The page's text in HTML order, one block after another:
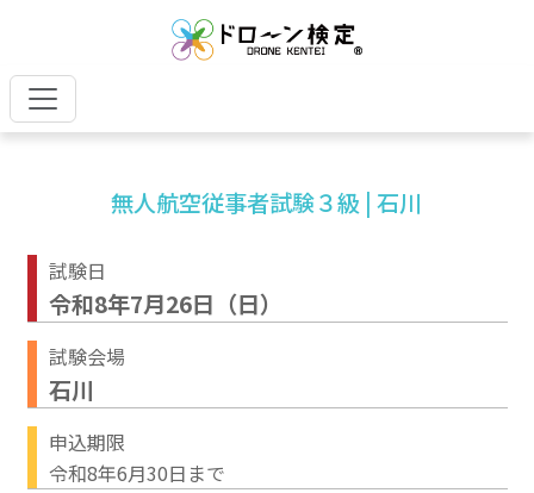
無人航空従事者試験３級 | 石川
試験日
令和8年7月26日（日）
試験会場
石川
申込期限
令和8年6月30日まで